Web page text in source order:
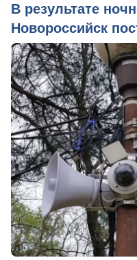
В результате
Новороссийск